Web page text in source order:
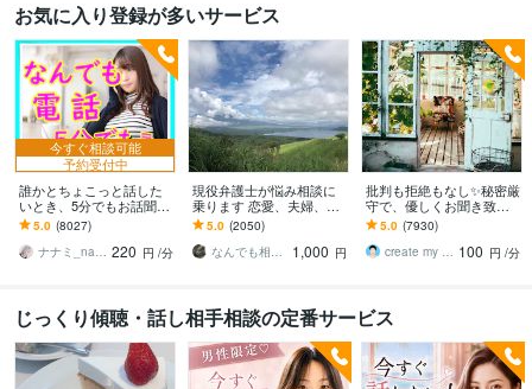
お気に入り登録が多いサービス
今すぐ相談可能
予約受付中
誰かとちょこっと話した
いとき、5分でもお話聞き
ます 疲れた～、でもカウ
ンセリングじゃない、な
んとなく雑談聞いて～
5.0 (8027)
ナナミ_nanami 220 円 /分
現役弁護士が悩み相談に
乗ります 恋愛、夫婦、学
校、会社、お金，単なる
愚痴など何でもOK！
5.0 (2050)
なんでも相談員
1,000 円
批判も拒絶もなし✨秘密厳
守で、優しくお聞き致し
ます ✨お試し１分から✨
違うかな？と思ったら途
中で切って構いません
5.0 (7930)
create my life 100 円 /分
じっくり傾聴・話し相手相談の定番サービス